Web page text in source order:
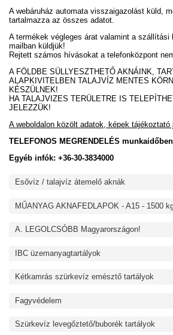
A webáruház automata visszaigazolást küld,
tartalmazza az összes adatot.
A termékek végleges árat valamint a szállítási
mailban küldjük!
Rejtett számos hívásokat a telefonközpont
A FÖLDBE SÜLLYESZTHETŐ AKNÁINK,
ALAPKIVITELBEN TALAJVÍZ MENTES
KÉSZÜLNEK!
HA TALAJVIZES TERÜLETRE IS
JELEZZÜK!
A weboldalon közölt adatok, képek tájékoztató
TELEFONOS MEGRENDELÉS
Egyéb infók: +36-30-3834000
Esővíz / talajvíz átemelő aknák
MŰANYAG AKNAFEDLAPOK - A15 - 1500
A. LEGOLCSÓBB Magyarországon!
IBC üzemanyagtartályok
Kétkamrás szürkevíz emésztő tartályok
Fagyvédelem
Szürkevíz levegőztető/buborék tartályok